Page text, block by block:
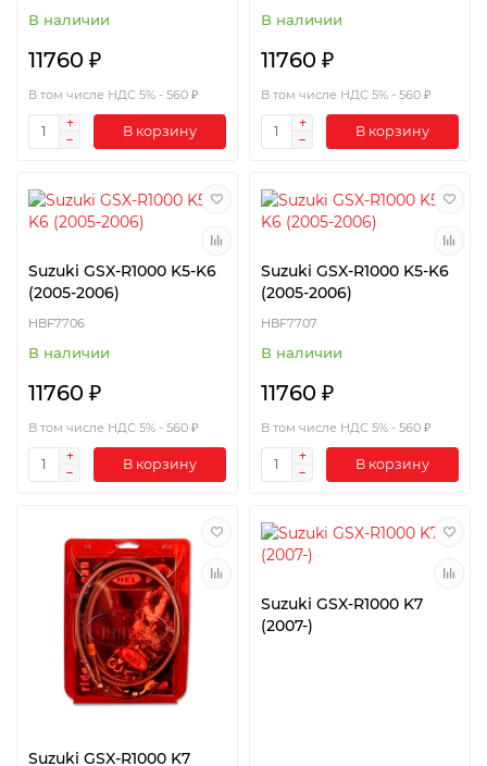
В наличии
11760 ₽
В том числе НДС 5% - 560 ₽
В корзину
В наличии
11760 ₽
В том числе НДС 5% - 560 ₽
В корзину
Suzuki GSX-R1000 K5-K6
(2005-2006)
HBF7706
В наличии
11760 ₽
В том числе НДС 5% - 560 ₽
В корзину
Suzuki GSX-R1000 K5-K6
(2005-2006)
HBF7707
В наличии
11760 ₽
В том числе НДС 5% - 560 ₽
В корзину
Suzuki GSX-R1000 K7
Suzuki GSX-R1000 K7
(2007-)